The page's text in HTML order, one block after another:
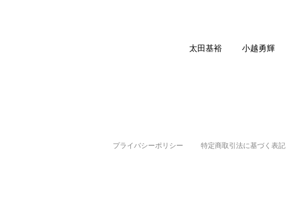
太田基裕 小越勇輝
プライバシーポリシー 特定商取引法に基づく表記